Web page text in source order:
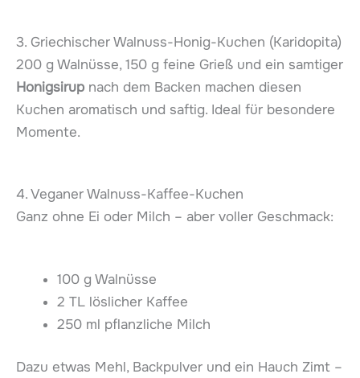
3. Griechischer Walnuss-Honig-Kuchen (Karidopita)
200 g Walnüsse, 150 g feine Grieß und ein samtiger
Honigsirup nach dem Backen machen diesen
Kuchen aromatisch und saftig. Ideal für besondere
Momente.
4. Veganer Walnuss-Kaffee-Kuchen
Ganz ohne Ei oder Milch – aber voller Geschmack:
100 g Walnüsse
2 TL löslicher Kaffee
250 ml pflanzliche Milch
Dazu etwas Mehl, Backpulver und ein Hauch Zimt –